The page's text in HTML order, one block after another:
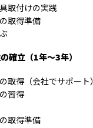
取付けの実践
取得準備
確立（1年～3年）
取得（会社でサポート）
習得
取得準備